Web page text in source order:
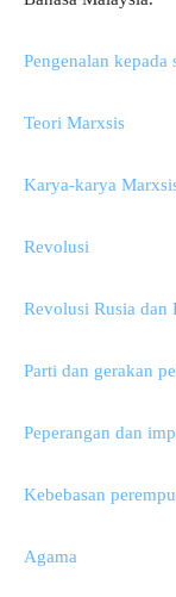
Pengenalan kepada
Teori Marxsis
Karya-karya
Revolusi
Revolusi Rusia dan
Parti dan gerakan
Peperangan dan
Kebebasan
Agama